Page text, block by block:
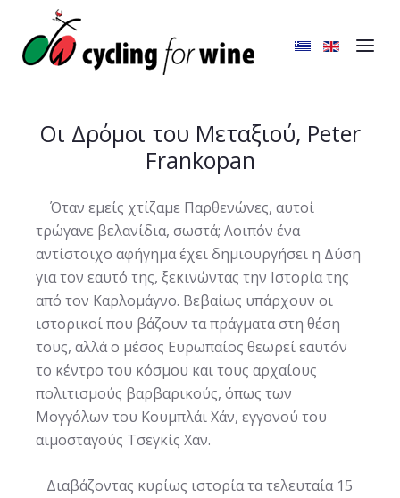
Οι Δρόμοι του Μεταξιού, Peter
Frankopan
Όταν εμείς χτίζαμε Παρθενώνες, αυτοί
τρώγανε βελανίδια, σωστά; Λοιπόν ένα
αντίστοιχο αφήγημα έχει δημιουργήσει η Δύση
για τον εαυτό της, ξεκινώντας την Ιστορία της
από τον Καρλομάγνο. Βεβαίως υπάρχουν οι
ιστορικοί που βάζουν τα πράγματα στη θέση
τους, αλλά ο μέσος Ευρωπαίος θεωρεί εαυτόν
το κέντρο του κόσμου και τους αρχαίους
πολιτισμούς βαρβαρικούς, όπως των
Μογγόλων του Κουμπλάι Χάν, εγγονού του
αιμοσταγούς Τσεγκίς Χαν.
Διαβάζοντας κυρίως ιστορία τα τελευταία 15